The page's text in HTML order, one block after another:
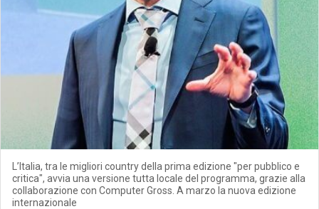
L’Italia, tra le migliori country della prima edizione "per pubblico e
critica", avvia una versione tutta locale del programma, grazie alla
collaborazione con Computer Gross. A marzo la nuova edizione
internazionale